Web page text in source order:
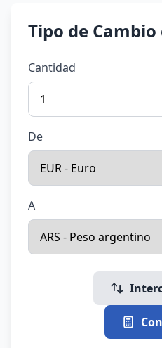
Tipo de Cambio
Cantidad
De
A